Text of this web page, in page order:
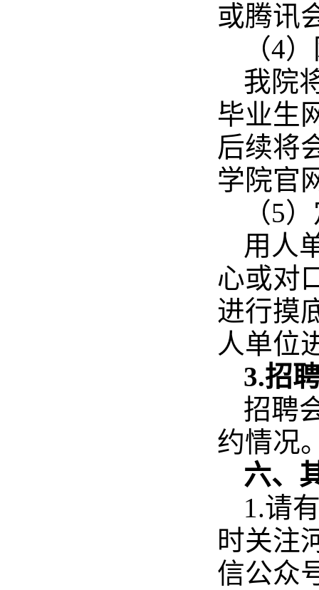
或腾讯
（4
我院
毕业生
后续将
学院官
（5
用人
心或对
进行摸
人单位
3.招
招聘
约情况
六、
1.请
时关注
信公众